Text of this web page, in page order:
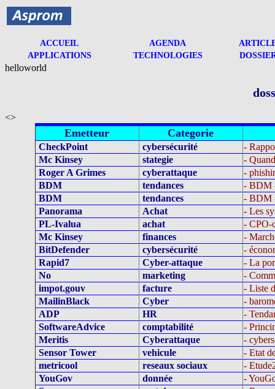
ACCUEIL AGENDA
APPLICATIONS
TECHNOLOGIES
helloworld
<>
Emetteur Categorie
CheckPoint cybersécurité
-
Mc Kinsey
stategie
-
Roger A Grimes
cyberattaque
-
BDM
tendances
- BDM
BDM
tendances
- BDM
Panorama
Achat
- Les
PL-Ivalua
achat
- CPO-
Mc Kinsey
finances
-
BitDefender
cybersécurité
-
Rapid7
Cyber-attaque
- La
No
marketing
-
impot.gouv
facture
- Liste
MailinBlack
Cyber
-
ADP
HR
-
SoftwareAdvice
comptabilité
-
Meritis
Cyberattaque
-
Sensor Tower
vehicule
- Etat
metricool
reseaux sociaux
-
YouGov
donnée
-